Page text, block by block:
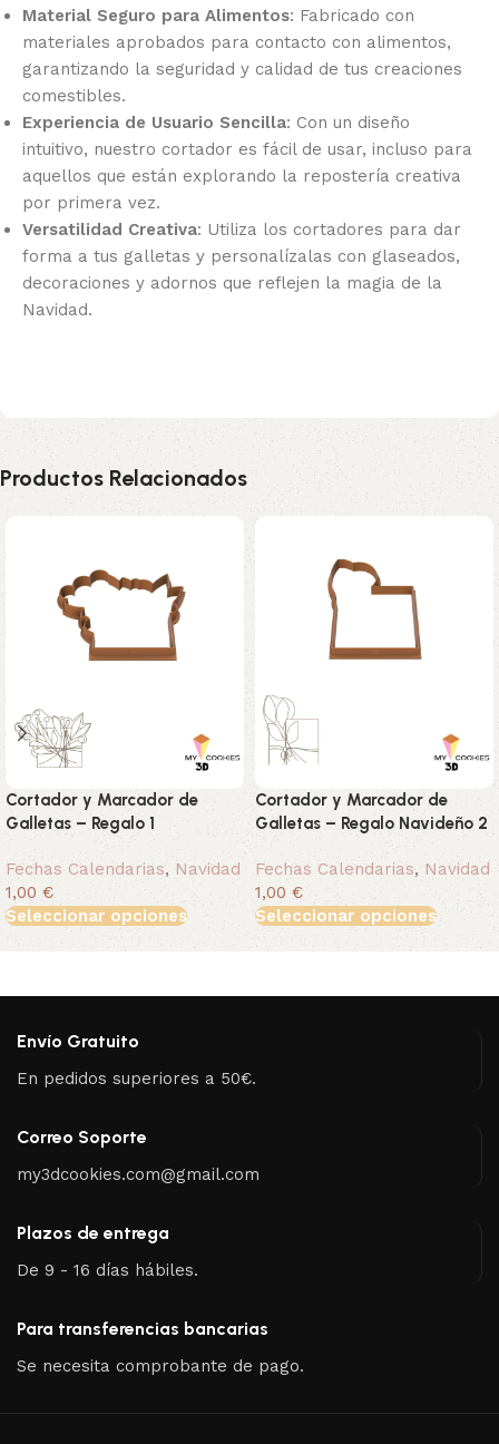
Material Seguro para Alimentos: Fabricado con
materiales aprobados para contacto con alimentos,
garantizando la seguridad y calidad de tus creaciones
comestibles.
Experiencia de Usuario Sencilla: Con un diseño
intuitivo, nuestro cortador es fácil de usar, incluso para
aquellos que están explorando la repostería creativa
por primera vez.
Versatilidad Creativa: Utiliza los cortadores para dar
forma a tus galletas y personalízalas con glaseados,
decoraciones y adornos que reflejen la magia de la
Navidad.
Productos Relacionados
Cortador y Marcador de
Galletas – Regalo 1
Fechas Calendarias, Navidad
1,00 €
Seleccionar opciones
Cortador y Marcador de
Galletas – Regalo Navideño 2
Fechas Calendarias, Navidad
1,00 €
Seleccionar opciones
Envío Gratuito
En pedidos superiores a 50€.
Correo Soporte
my3dcookies.com@gmail.com
Plazos de entrega
De 9 - 16 días hábiles.
Para transferencias bancarias
Se necesita comprobante de pago.